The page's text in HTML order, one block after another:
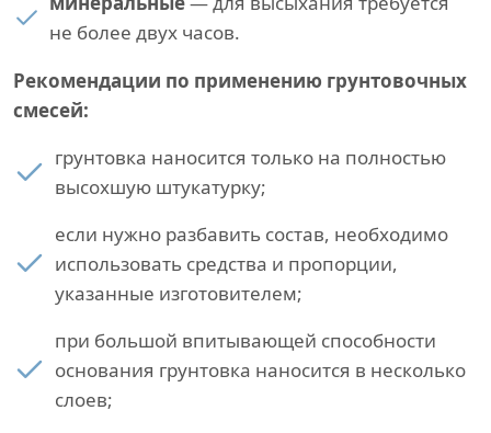
не более двух часов.
Рекомендации по применению грунтовочных
смесей:
грунтовка наносится только на полностью
высохшую штукатурку;
если нужно разбавить состав, необходимо
использовать средства и пропорции,
указанные изготовителем;
при большой впитывающей способности
основания грунтовка наносится в несколько
слоев;